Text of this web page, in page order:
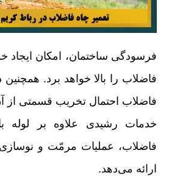
فرسودگی ساختمان، امکان ایجاد
فاضلاب را بالا خواهد برد. همچنین
فاضلاب احتمال تخریب قسمتی از
خدمات رشیدی علاوه بر لوله
فاضلاب، عملیات مرمّت و نوسازی
ارائه می‌دهد.